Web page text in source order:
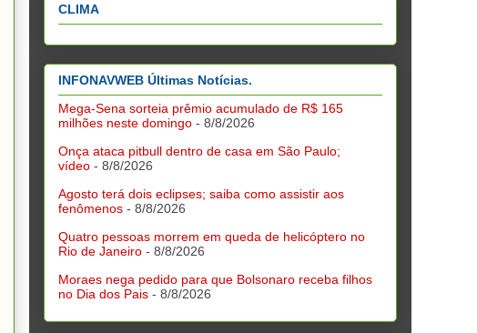
CLIMA
INFONAVWEB Últimas Notícias.
Mega-Sena sorteia prêmio acumulado de R$ 165
milhões neste domingo - 8/8/2026
Onça ataca pitbull dentro de casa em São Paulo;
vídeo - 8/8/2026
Agosto terá dois eclipses; saiba como assistir aos
fenômenos - 8/8/2026
Quatro pessoas morrem em queda de helicóptero no
Rio de Janeiro - 8/8/2026
Moraes nega pedido para que Bolsonaro receba filhos
no Dia dos Pais - 8/8/2026